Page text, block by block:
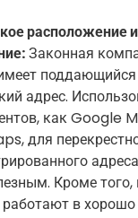
расположение
Законная
поддающийся
адрес.
как Google
для
Кроме того,
в хорошо